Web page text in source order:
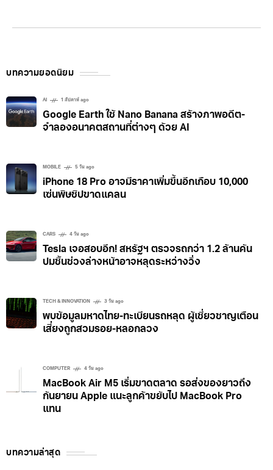
ต้องเริ่มด้วยชุดและพร็อพที่เข้ากับธีม ซึ่ง Bard สามารถ
ฮาโลวีนที่มาพร้อมรูปและรายละเอียดให้คุณเลือกได้ ให้
Bard เป็นผู้ช่วยสร้างสรรค์เครื่องดื่มแก้วโปรดและขนมที่
ชื่นชมได้ง่ายๆ ด้วยพรอมต์เหล่านี้ ซึ่งถึงแม้คุณจะมีวัตถุดิบ
เจ๋งๆ ที่ช่วยให้ปาร์ตี้ของคุณไม่น่าเบื่อได้อย่างง่ายดาย สร้าง
บรรยากาศให้วันฮาโลวีนได้หลอนแบบเต็มร้อย ด้วยการ
เรื่องเล่าที่ Bard แนะนำ แน่นอนว่าใครๆ
บทความยอดนิยม
AI 1 สัปดาห์ ago
Google Earth ใช้ Nano Banana สร้างภาพอดีต-
จำลองอนาคตสถานที่ต่างๆ ด้วย AI
MOBILE 5 วัน ago
iPhone 18 Pro อาจมีราคาเพิ่มขึ้นอีกเกือบ 10,000
เซ่นพิษชิปขาดแคลน
CARS 4 วัน ago
Tesla เจอสอบอีก! สหรัฐฯ ตรวจรถกว่า 1.2 ล้านคัน
ปมชิ้นช่วงล่างหน้าอาจหลุดระหว่างวิ่ง
TECH & INNOVATION 3 วัน ago
พบข้อมูลมหาดไทย-ทะเบียนรถหลุด ผู้เชี่ยวชาญเตือน
เสี่ยงถูกสวมรอย-หลอกลวง
COMPUTER 4 วัน ago
MacBook Air M5 เริ่มขาดตลาด รอส่งของยาวถึง
กันยายน Apple แนะลูกค้าขยับไป MacBook Pro
แทน
บทความล่าสุด